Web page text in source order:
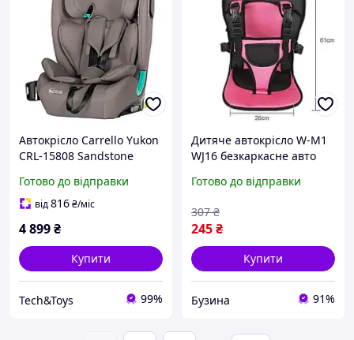
Автокрісло Carrello Yukon
CRL-15808 Sandstone
ISOFIX, можлива оплата
дитячими виплатами
Готово до відправки
від816₴/міс
4 899₴
Купити
Tech&Toys 99%
Дитяче автокрісло W-M1
WJ16 безкаркасне авто
дитяча накладка у
Готово до відправки
245₴
307 ₴
Купити
Бузина 91%